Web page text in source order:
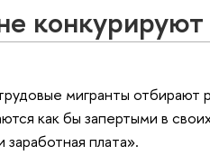
мигранты отбирают
как бы запертыми в
плата».